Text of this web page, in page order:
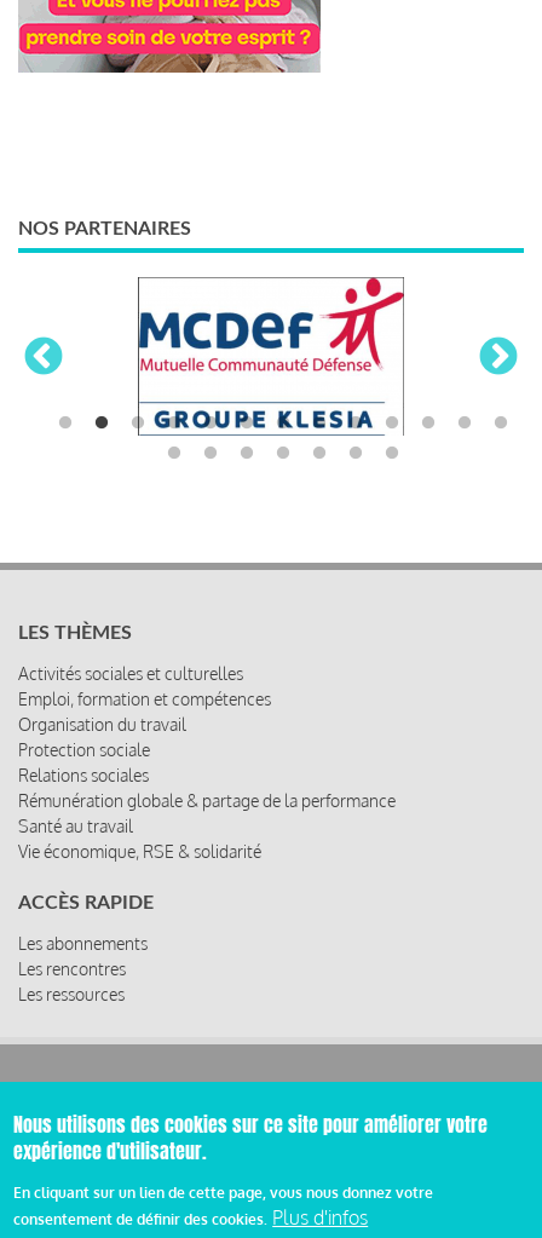
NOS PARTENAIRES
LES THÈMES
Activités sociales et culturelles
Emploi, formation et compétences
Organisation du travail
Protection sociale
Relations sociales
Rémunération globale & partage de la performance
Santé au travail
Vie économique, RSE & solidarité
ACCÈS RAPIDE
Les abonnements
Les rencontres
Les ressources
Pied
Mentions légales et condition générale d’utilisation et
Nous utilisons des cookies sur ce site pour améliorer votre
expérience d'utilisateur.
En cliquant sur un lien de cette page, vous nous donnez votre
consentement de définir des cookies. Plus d'infos